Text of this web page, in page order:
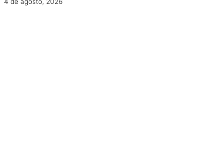
4 de agosto, 2026